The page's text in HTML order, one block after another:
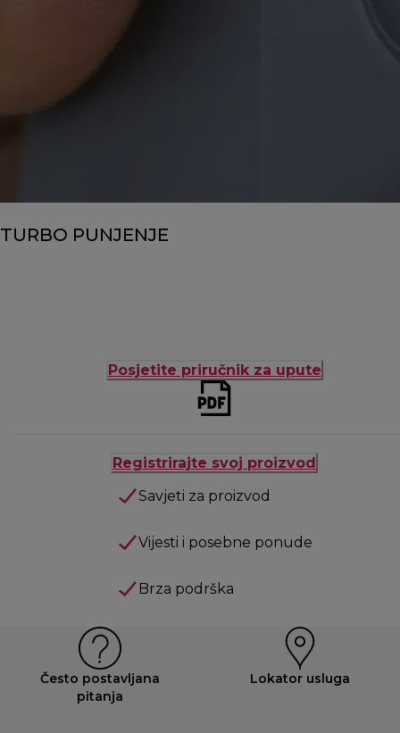
TURBO PUNJENJE
Posjetite priručnik za upute
Registrirajte svoj proizvod
Savjeti za proizvod
Vijesti i posebne ponude
Brza podrška
Često postavljana
pitanja
Lokator usluga